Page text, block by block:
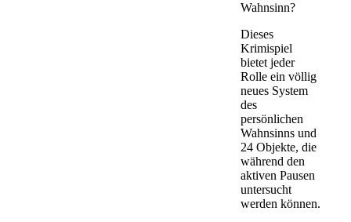
Wahnsinn?
Dieses
Krimispiel
bietet jeder
Rolle ein völlig
neues System
des
persönlichen
Wahnsinns und
24 Objekte, die
während den
aktiven Pausen
untersucht
werden können.